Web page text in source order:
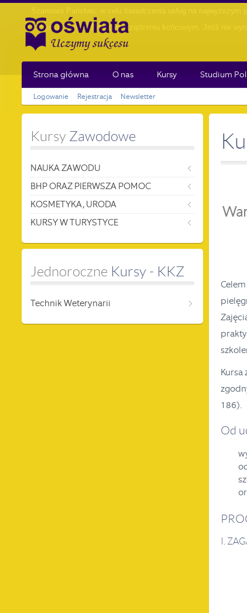
Strona główna O nas Kursy Studium
Logowanie Rejestracja Newsletter
186).
Od
I.
Kursy Zawodowe
NAUKA ZAWODU
BHP ORAZ PIERWSZA POMOC
KOSMETYKA, URODA
KURSY W TURYSTYCE
Jednoroczne Kursy - KKZ
Technik Weterynarii
Szanowni Państwo, w celu świadczenia usług na
zamieszczane w Państwa urządzeniu końcowym. Jeśli nie